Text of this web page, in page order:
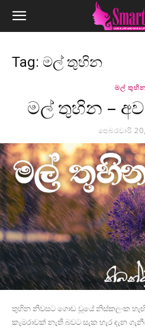
Tag: මල් තුහින
මල් තුහින
මල් තුහින –
පෙබරවාරි
තුහින නිවසට ගොඩ වූයේ නිස්කලංක
කැමරාවක් නැති බවට සැක හැර දැන